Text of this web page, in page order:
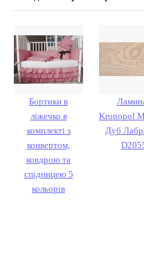
Бортики в
ліжечко в
комплекті з
конвертом,
ковдрою та
спідницею 5
кольорів
Kronopol
Дуб